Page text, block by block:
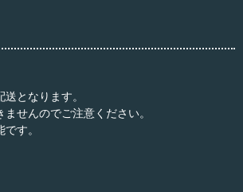
となります。
せんのでご注意ください。
す。